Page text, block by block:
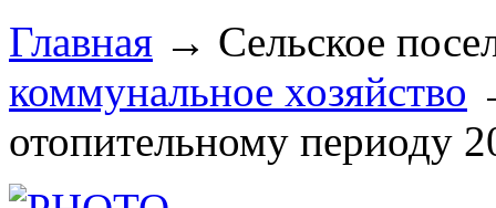
Главная → Сельское
коммунальное хозяйство
отопительному периоду